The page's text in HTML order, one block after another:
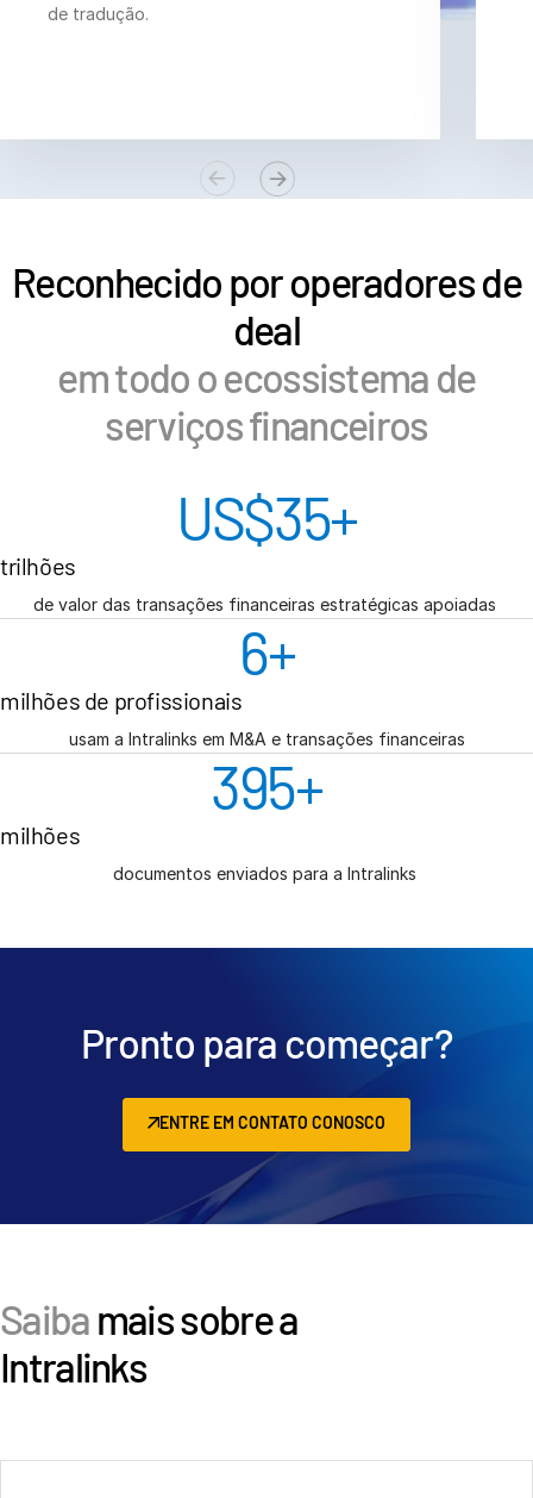
de tradução.
Reconhecido por operadores de
deal
em todo o ecossistema de
serviços financeiros
US$35+
trilhões
de valor das transações financeiras estratégicas apoiadas
6+
milhões de profissionais
usam a Intralinks em M&A e transações financeiras
400+
milhões
documentos enviados para a Intralinks
Pronto para começar?
ENTRE EM CONTATO CONOSCO
Saibamais sobre a
Intralinks